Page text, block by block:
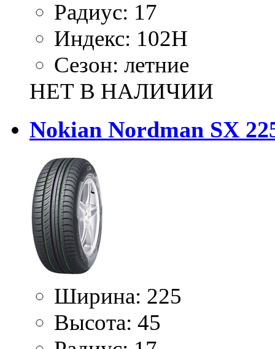
Радиус: 17
Индекс: 102H
Сезон: летние
НЕТ В НАЛИЧИИ
Nokian Nordman SX
Ширина: 225
Высота: 45